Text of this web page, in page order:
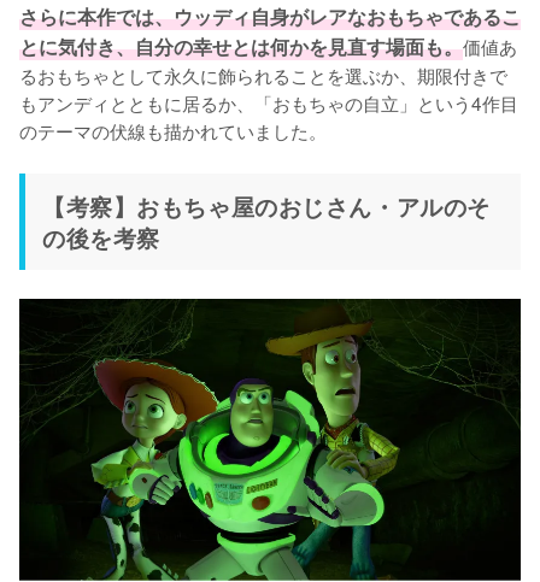
さらに本作では、ウッディ自身がレアなおもちゃであるこ
とに気付き、自分の幸せとは何かを見直す場面も。価値あ
るおもちゃとして永久に飾られることを選ぶか、期限付きで
もアンディとともに居るか、「おもちゃの自立」という4作目
のテーマの伏線も描かれていました。
【考察】おもちゃ屋のおじさん・アルのそ
の後を考察